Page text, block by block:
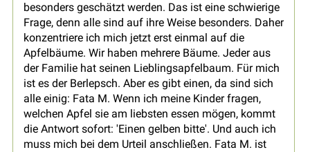
besonders geschätzt werden. Das ist eine schwierige
Frage, denn alle sind auf ihre Weise besonders. Daher
konzentriere ich mich jetzt erst einmal auf die
Apfelbäume. Wir haben mehrere Bäume. Jeder aus
der Familie hat seinen Lieblingsapfelbaum. Für mich
ist es der Berlepsch. Aber es gibt einen, da sind sich
alle einig: Fata M. Wenn ich meine Kinder fragen,
welchen Apfel sie am liebsten essen mögen, kommt
die Antwort sofort: 'Einen gelben bitte'. Und auch ich
muss mich bei dem Urteil anschließen. Fata M. ist